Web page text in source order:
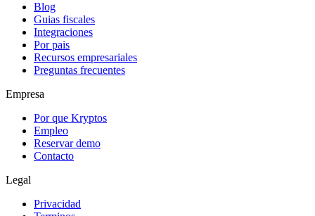
Blog
Guias fiscales
Integraciones
Por pais
Recursos empresariales
Preguntas frecuentes
Empresa
Por que Kryptos
Empleo
Reservar demo
Contacto
Legal
Privacidad